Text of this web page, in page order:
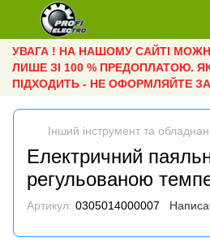
УВАГА ! НА НАШОМУ САЙТІ
ЛИШЕ ЗІ 100 % ПРЕДОПЛАТОЮ.
ПІДХОДИТЬ - НЕ ОФОРМЛЯЙТЕ
Інший інструмент та
Електричний
регульованою
Артикул: 0305014000007